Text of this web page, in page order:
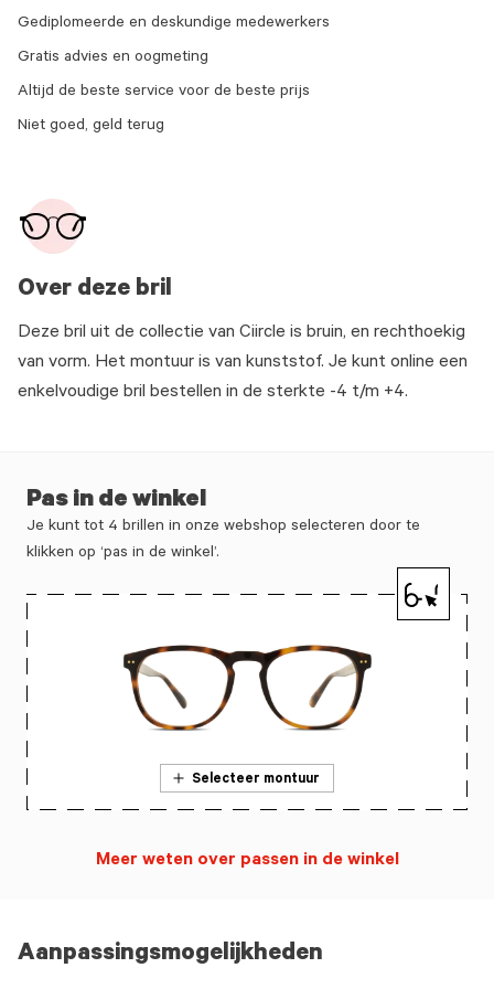
Over deze bril
Deze bril uit de collectie van Ciircle is bruin, en rechthoekig
van vorm. Het montuur is van kunststof. Je kunt online een
enkelvoudige bril bestellen in de sterkte -4 t/m +4.
Gediplomeerde en deskundige medewerkers
Gratis advies en oogmeting
Altijd de beste service voor de beste prijs
Niet goed, geld terug
Aanpassingsmogelijkheden
Pas in de winkel
Je kunt tot 4 brillen in onze webshop selecteren door te
klikken op ‘pas in de winkel’.
Selecteer montuur
Meer weten over passen in de winkel